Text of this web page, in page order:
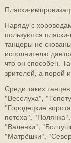
Пляски-
Наряду с
пользуются
танцоры не
исполнителю
что он способен.
зрителей, а порой
Среди таких
"Веселуха",
"Городецкие
потеха",
"Валенки",
"Матрёшки",